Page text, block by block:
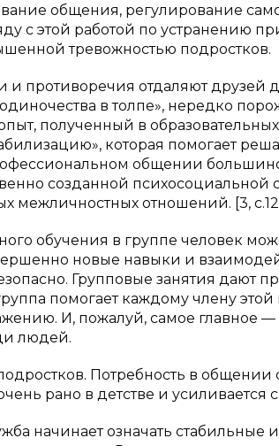
общения, регулирование
с этой работой по устранению
тревожностью подростков.
противоречия отдаляют друзей
в толпе», нередко
полученный в образовательных
которая помогает
общении
созданной психосоциальной
межличностных отношений. [3,
обучения в группе человек
новые навыки и
Групповые занятия дают
помогает каждому члену
И, пожалуй, самое главное —
людей.
Потребность в общении
рано в детстве и усиливается
начинает означать стабильные